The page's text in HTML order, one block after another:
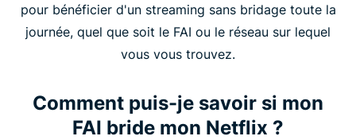
pour bénéficier d'un streaming sans bridage toute la
journée, quel que soit le FAI ou le réseau sur lequel
vous vous trouvez.
Comment puis-je savoir si mon
FAI bride mon Netflix ?